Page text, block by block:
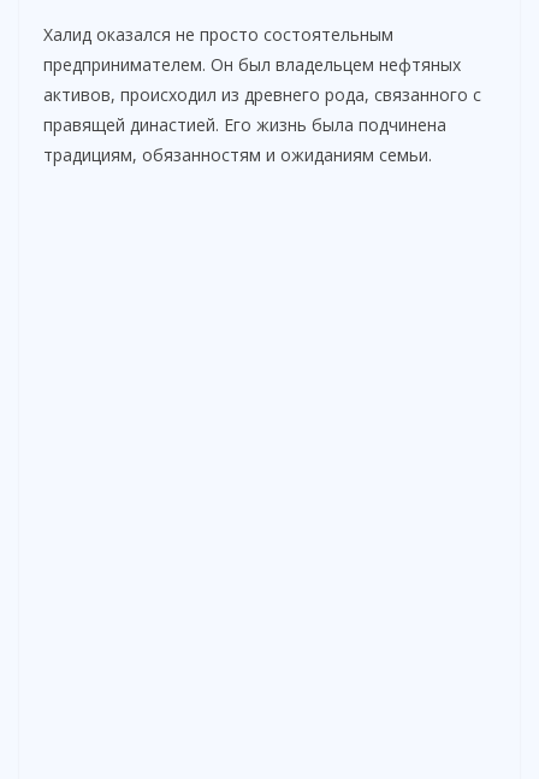
Халид оказался не просто состоятельным
предпринимателем. Он был владельцем нефтяных
активов, происходил из древнего рода, связанного с
правящей династией. Его жизнь была подчинена
традициям, обязанностям и ожиданиям семьи.